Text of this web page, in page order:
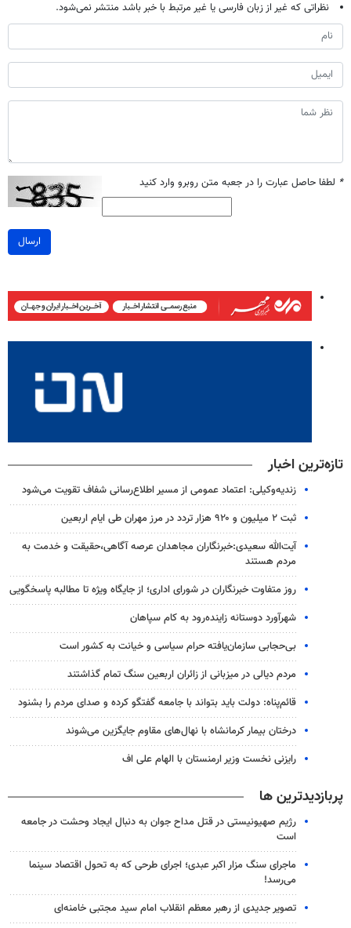
نظراتی که غیر از زبان فارسی یا غیر مرتبط با خبر باشد منتشر نمی‌شود.
* لطفا حاصل عبارت را در جعبه متن روبرو وارد کنید
ارسال
تازه‌ترین اخبار
زندیه‌وکیلی: اعتماد عمومی از مسیر اطلاع‌رسانی شفاف تقویت می‌شود
ثبت ۲ میلیون و ۹۲۰ هزار تردد در مرز مهران طی ایام اربعین
آیت‌الله سعیدی:خبرنگاران مجاهدان عرصه آگاهی،حقیقت و خدمت به
مردم هستند
روز متفاوت خبرنگاران در شورای اداری؛ از جایگاه ویژه تا مطالبه پاسخگویی
شهرآورد دوستانه زاینده‌رود به کام سپاهان
بی‌حجابی سازمان‌یافته حرام سیاسی و خیانت به کشور است
مردم دیالی در میزبانی از زائران اربعین سنگ تمام گذاشتند
قائم‌پناه: دولت باید بتواند با جامعه گفتگو کرده و صدای مردم را بشنود
درختان بیمار کرمانشاه با نهال‌های مقاوم جایگزین می‌شوند
رایزنی نخست وزیر ارمنستان با الهام علی اف
پربازدیدترین ها
رژیم صهیونیستی در قتل مداح جوان به دنبال ایجاد وحشت در جامعه
است
ماجرای سنگ مزار اکبر عبدی؛ اجرای طرحی که به تحول اقتصاد سینما
می‌رسد!
تصویر جدیدی از رهبر معظم انقلاب امام سید مجتبی خامنه‌ای